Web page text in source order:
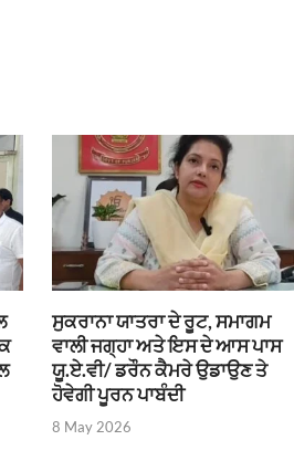
ਸੁਕਰਾਨਾ ਯਾਤਰਾ ਦੇ ਰੂਟ, ਸਮਾਗਮ
ਵਾਲੀ ਜਗ੍ਹਾ ਅਤੇ ਇਸ ਦੇ ਆਸ ਪਾਸ
ਯੂ.ਏ.ਵੀ/ ਡਰੌਨ ਕੈਮਰੇ ਉਡਾਉਣ ਤੇ
ਹੋਵੇਗੀ ਪੂਰਨ ਪਾਬੰਦੀ
8 May 2026